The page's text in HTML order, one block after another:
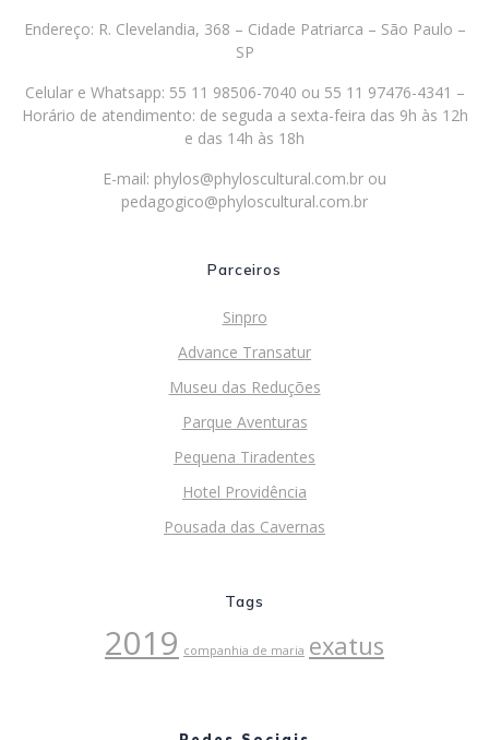
Endereço: R. Clevelandia, 368 – Cidade Patriarca – São Paulo –
SP
Celular e Whatsapp: 55 11 98506-7040 ou 55 11 97476-4341 –
Horário de atendimento: de seguda a sexta-feira das 9h às 12h
e das 14h às 18h
E-mail: phylos@phyloscultural.com.br ou
pedagogico@phyloscultural.com.br
Parceiros
Sinpro
Advance Transatur
Museu das Reduções
Parque Aventuras
Pequena Tiradentes
Hotel Providência
Pousada das Cavernas
Tags
2019 companhia de maria exatus